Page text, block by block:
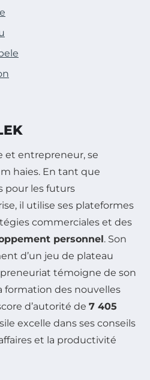
et entrepreneur, se
haies. En tant que
pour les futurs
il utilise ses plateformes
commerciales et des
personnel. Son
d’un jeu de plateau
témoigne de son
formation des nouvelles
d’autorité de 7 405
excelle dans ses conseils
et la productivité